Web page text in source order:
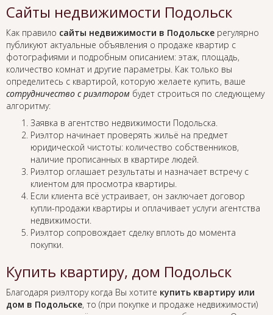
Сайты недвижимости Подольск
Как правило сайты недвижимости в Подольске регулярно
публикуют актуальные объявления о продаже квартир с
фотографиями и подробным описанием: этаж, площадь,
количество комнат и другие параметры. Как только вы
определитесь с квартирой, которую желаете купить, ваше
сотрудничество с риэлтором будет строиться по следующему
алгоритму:
Заявка в агентство недвижимости Подольска.
Риэлтор начинает проверять жильё на предмет
юридической чистоты: количество собственников,
наличие прописанных в квартире людей.
Риэлтор оглашает результаты и назначает встречу с
клиентом для просмотра квартиры.
Если клиента всё устраивает, он заключает договор
купли-продажи квартиры и оплачивает услуги агентства
недвижимости.
Риэлтор сопровождает сделку вплоть до момента
покупки.
Купить квартиру, дом Подольск
Благодаря риэлтору когда Вы хотите купить квартиру или
дом в Подольске, то (при покупке и продаже недвижимости)